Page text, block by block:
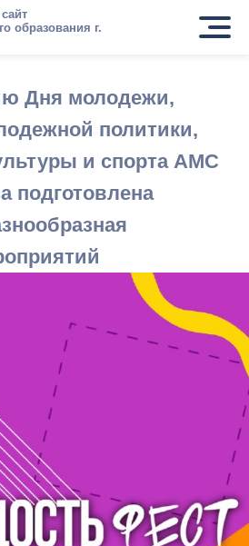
образования г.
Дня молодежи,
политики,
и спорта АМС
подготовлена